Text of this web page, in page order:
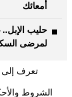
أمعائك
حليب
لمرضى
تعرف إلى
الشروط